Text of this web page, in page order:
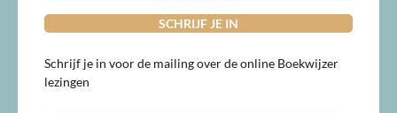
Schrijf je in voor de mailing over de online Boekwijzer
lezingen